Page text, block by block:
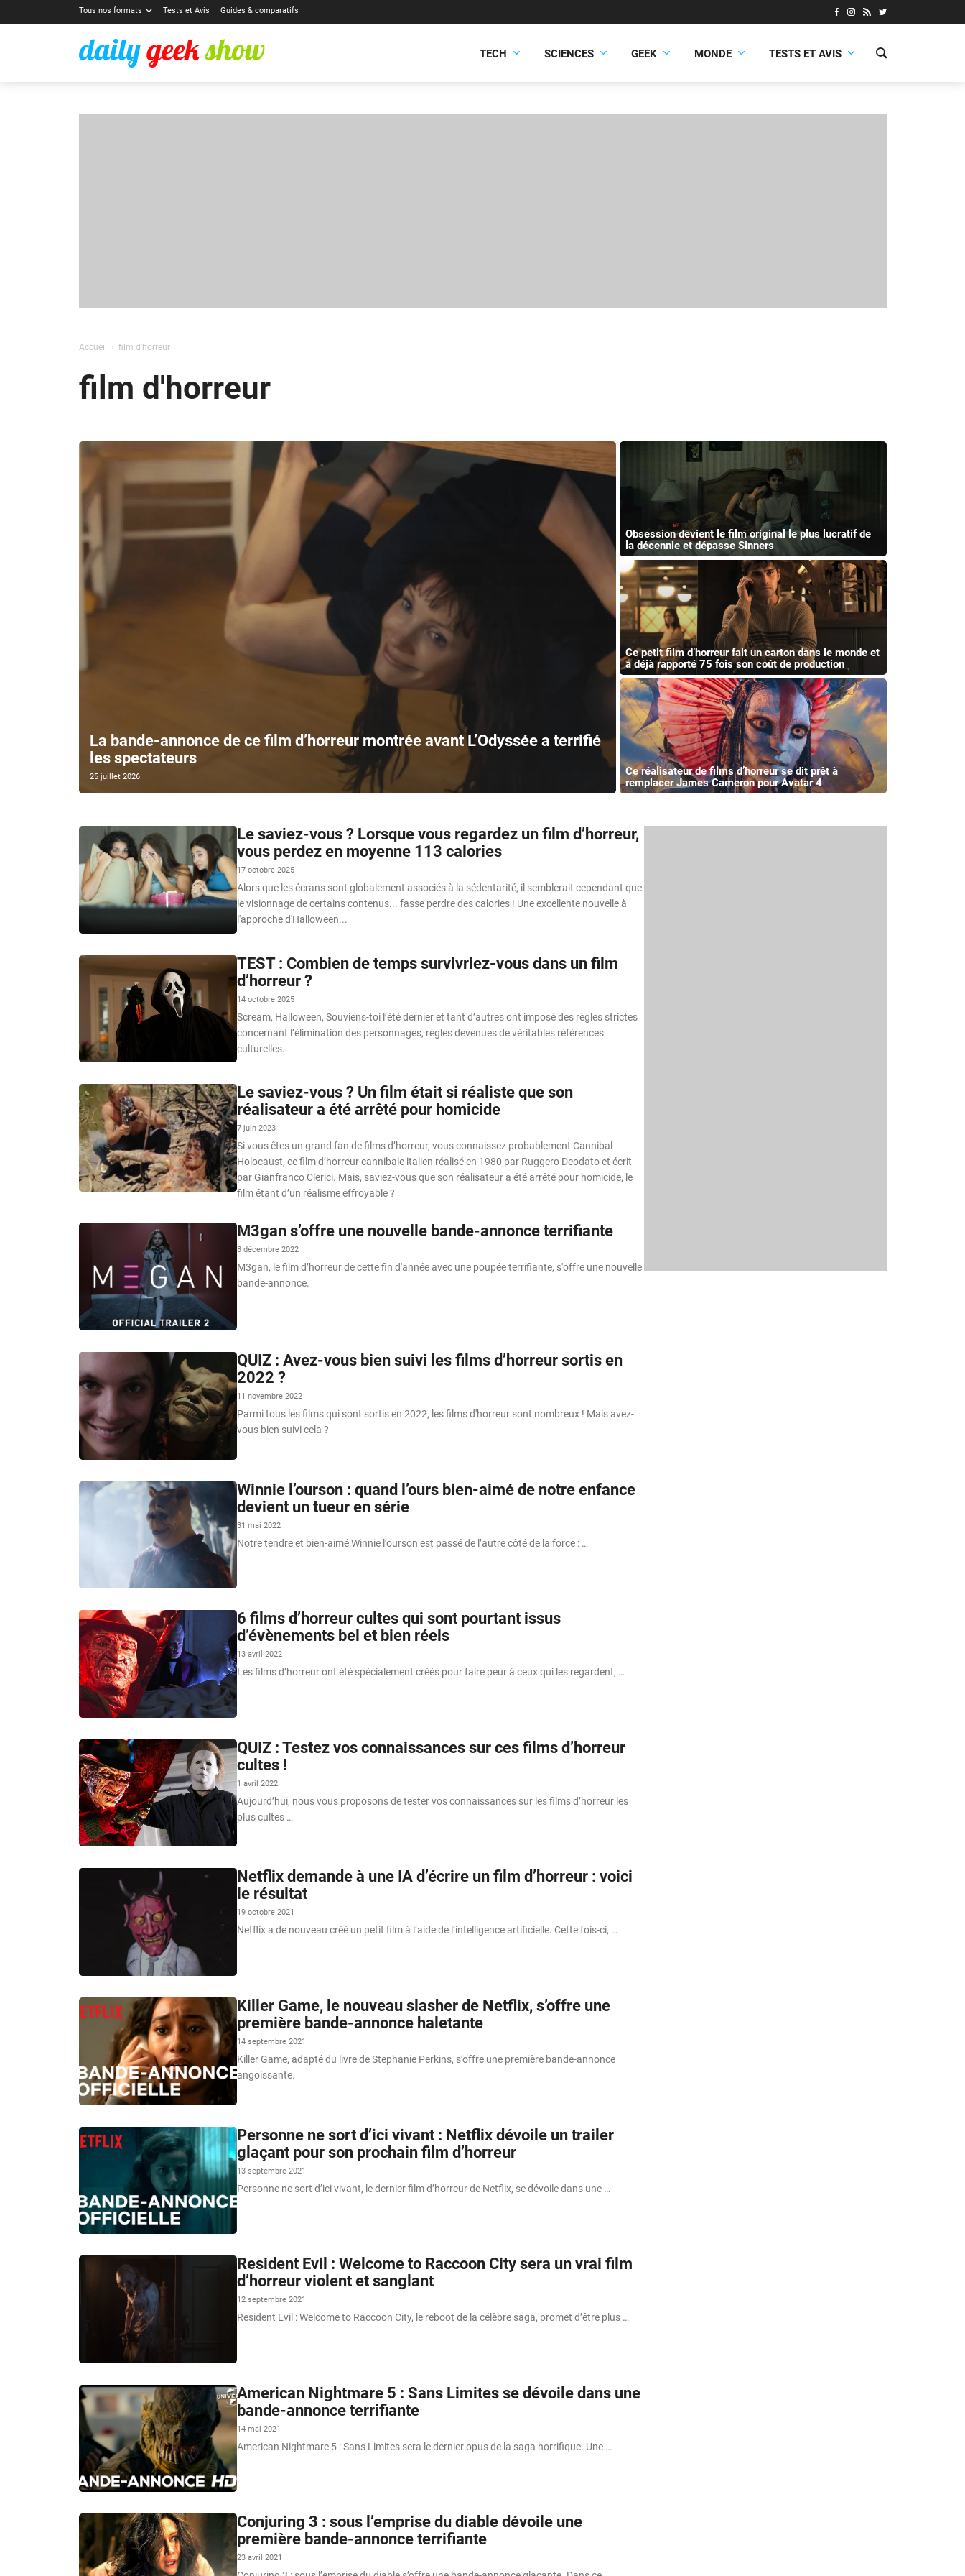
Tous nos formats Tests et Avis Guides & comparatifs
TECH SCIENCES GEEK MONDE TESTS ET AVIS
Accueil film d'horreur
film d'horreur
La bande-annonce de ce film d’horreur montrée avant L’Odyssée a terrifié
les spectateurs
25 juillet 2026
Obsession devient le film original le plus lucratif de
la décennie et dépasse Sinners
Ce petit film d’horreur fait un carton dans le monde et
a déjà rapporté 75 fois son coût de production
Ce réalisateur de films d’horreur se dit prêt à
remplacer James Cameron pour Avatar 4
Le saviez-vous ? Lorsque vous regardez un film d’horreur,
vous perdez en moyenne 113 calories
17 octobre 2025
Alors que les écrans sont globalement associés à la sédentarité, il semblerait cependant que
le visionnage de certains contenus... fasse perdre des calories ! Une excellente nouvelle à
l'approche d'Halloween...
TEST : Combien de temps survivriez-vous dans un film
d’horreur ?
14 octobre 2025
Scream, Halloween, Souviens-toi l’été dernier et tant d’autres ont imposé des règles strictes
concernant l’élimination des personnages, règles devenues de véritables références
culturelles.
Le saviez-vous ? Un film était si réaliste que son
réalisateur a été arrêté pour homicide
7 juin 2023
Si vous êtes un grand fan de films d’horreur, vous connaissez probablement Cannibal
Holocaust, ce film d’horreur cannibale italien réalisé en 1980 par Ruggero Deodato et écrit
par Gianfranco Clerici. Mais, saviez-vous que son réalisateur a été arrêté pour homicide, le
film étant d’un réalisme effroyable ?
M3gan s’offre une nouvelle bande-annonce terrifiante
8 décembre 2022
M3gan, le film d’horreur de cette fin d'année avec une poupée terrifiante, s'offre une nouvelle
bande-annonce.
QUIZ : Avez-vous bien suivi les films d’horreur sortis en
2022 ?
11 novembre 2022
Parmi tous les films qui sont sortis en 2022, les films d'horreur sont nombreux ! Mais avez-
vous bien suivi cela ?
Winnie l’ourson : quand l’ours bien-aimé de notre enfance
devient un tueur en série
31 mai 2022
Notre tendre et bien-aimé Winnie l’ourson est passé de l’autre côté de la force : …
6 films d’horreur cultes qui sont pourtant issus
d’évènements bel et bien réels
13 avril 2022
Les films d’horreur ont été spécialement créés pour faire peur à ceux qui les regardent, …
QUIZ : Testez vos connaissances sur ces films d’horreur
cultes !
1 avril 2022
Aujourd’hui, nous vous proposons de tester vos connaissances sur les films d’horreur les
plus cultes …
Netflix demande à une IA d’écrire un film d’horreur : voici
le résultat
19 octobre 2021
Netflix a de nouveau créé un petit film à l’aide de l’intelligence artificielle. Cette fois-ci, …
Killer Game, le nouveau slasher de Netflix, s’offre une
première bande-annonce haletante
14 septembre 2021
Killer Game, adapté du livre de Stephanie Perkins, s’offre une première bande-annonce
angoissante.
Personne ne sort d’ici vivant : Netflix dévoile un trailer
glaçant pour son prochain film d’horreur
13 septembre 2021
Personne ne sort d’ici vivant, le dernier film d’horreur de Netflix, se dévoile dans une …
Resident Evil : Welcome to Raccoon City sera un vrai film
d’horreur violent et sanglant
12 septembre 2021
Resident Evil : Welcome to Raccoon City, le reboot de la célèbre saga, promet d’être plus …
American Nightmare 5 : Sans Limites se dévoile dans une
bande-annonce terrifiante
14 mai 2021
American Nightmare 5 : Sans Limites sera le dernier opus de la saga horrifique. Une …
Conjuring 3 : sous l’emprise du diable dévoile une
première bande-annonce terrifiante
23 avril 2021